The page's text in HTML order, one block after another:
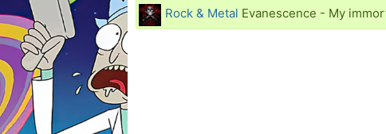
Rock & Metal Evanescence - My